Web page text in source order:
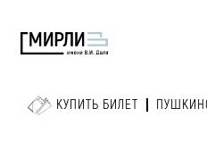
КУПИТЬ БИЛЕТ